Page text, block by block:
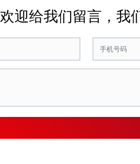
欢迎给我们留言，我